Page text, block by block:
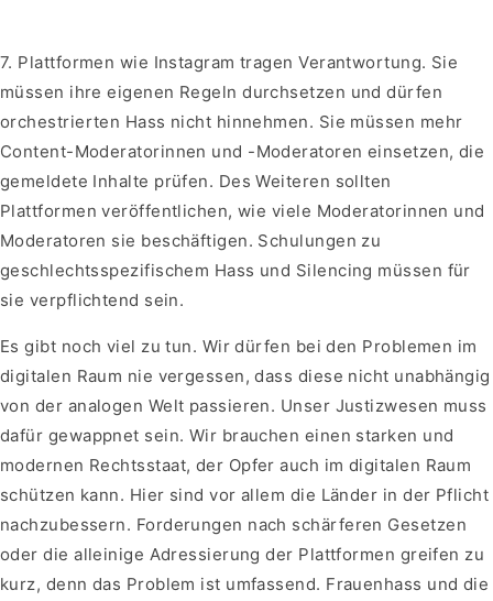
7. Plattformen wie Instagram tragen Verantwortung. Sie
müssen ihre eigenen Regeln durchsetzen und dürfen
orchestrierten Hass nicht hinnehmen. Sie müssen mehr
Content-Moderatorinnen und -Moderatoren einsetzen, die
gemeldete Inhalte prüfen. Des Weiteren sollten
Plattformen veröffentlichen, wie viele Moderatorinnen und
Moderatoren sie beschäftigen. Schulungen zu
geschlechtsspezifischem Hass und Silencing müssen für
sie verpflichtend sein.
Es gibt noch viel zu tun. Wir dürfen bei den Problemen im
digitalen Raum nie vergessen, dass diese nicht unabhängig
von der analogen Welt passieren. Unser Justizwesen muss
dafür gewappnet sein. Wir brauchen einen starken und
modernen Rechtsstaat, der Opfer auch im digitalen Raum
schützen kann. Hier sind vor allem die Länder in der Pflicht
nachzubessern. Forderungen nach schärferen Gesetzen
oder die alleinige Adressierung der Plattformen greifen zu
kurz, denn das Problem ist umfassend. Frauenhass und die